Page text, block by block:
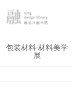
包装材料·材料美学
展